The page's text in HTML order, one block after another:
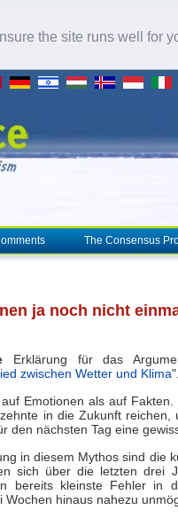
the site runs well for
The Consensus
ja noch nicht
Erklärung für das
zwischen Wetter und Klima".
Emotionen als auf
in die Zukunft reichen,
den nächsten Tag eine
in diesem Mythos sind die
sich über die letzten drei
bereits kleinste Fehler in
hinaus nahezu